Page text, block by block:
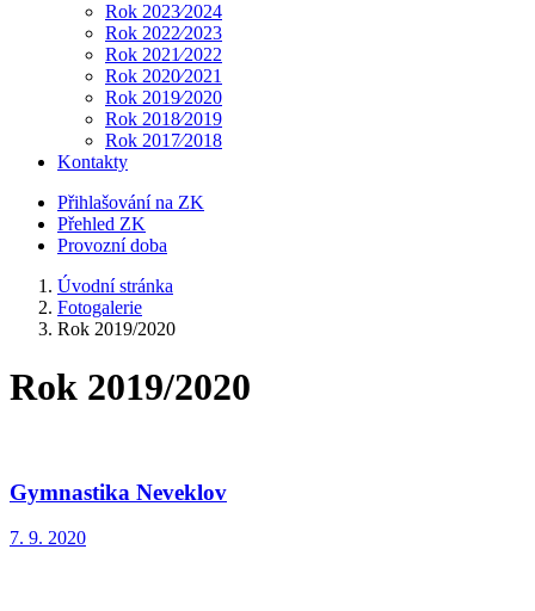
Rok 2023⁄2024
Rok 2022⁄2023
Rok 2021⁄2022
Rok 2020⁄2021
Rok 2019⁄2020
Rok 2018⁄2019
Rok 2017⁄2018
Kontakty
Přihlašování na ZK
Přehled ZK
Provozní doba
Úvodní stránka
Fotogalerie
Rok 2019/2020
Rok 2019/2020
Gymnastika Neveklov
7. 9. 2020